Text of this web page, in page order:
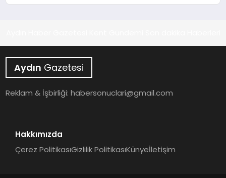
Aydın Gazetesi
Reklam & İşbirliği:habersonuclari@gmail.com
Hakkımızda
Çerez PolitikasıGizlilik PolitikasıKünyeİletişim